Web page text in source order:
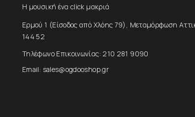
Η μουσική ένα click μακριά
Ερμού 1 (Είσοδος από Χλόης 79), Μεταμόρφωση
144 52
Τηλέφωνο Επικοινωνίας: 210 281 9090
Email: sales@ogdooshop.gr